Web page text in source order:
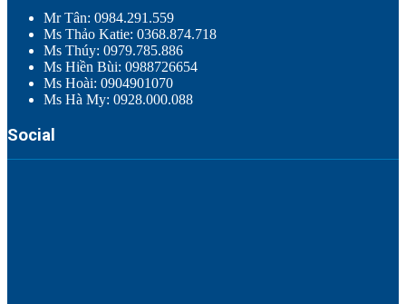
Mr Tân: 0984.291.559
Ms Thảo Katie: 0368.874.718
Ms Thúy: 0979.785.886
Ms Hiền Bùi: 0988726654
Ms Hoài: 0904901070
Ms Hà My: 0928.000.088
Social